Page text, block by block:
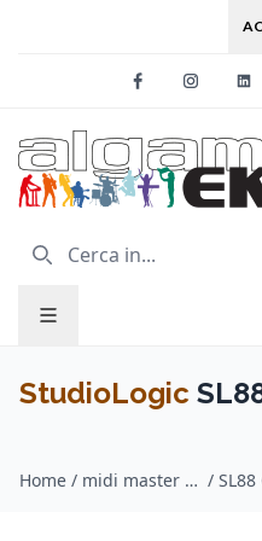
Facebook
StudioLogic
Home / midi master keyboard / StudioLogic / SL88